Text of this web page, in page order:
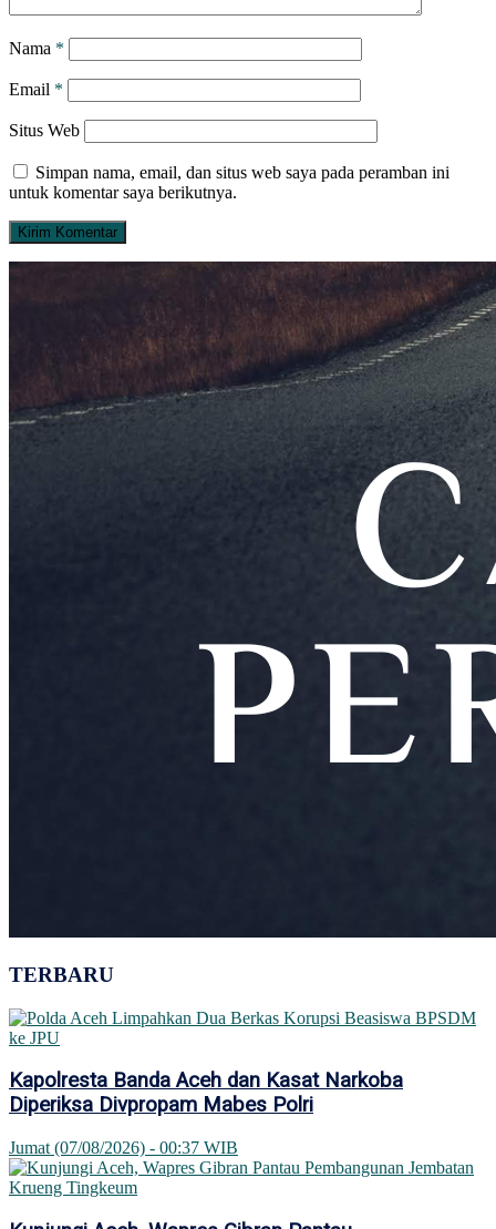
Nama *
Email *
Situs Web
Simpan nama, email, dan situs web saya pada peramban ini
untuk komentar saya berikutnya.
TERBARU
Kapolresta Banda Aceh dan Kasat Narkoba
Diperiksa Divpropam Mabes Polri
Jumat (07/08/2026) - 00:37 WIB